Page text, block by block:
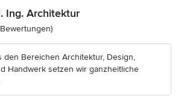
Ing. Architektur
5 von 5 Sternen
den Bereichen Architektur, Design,
Handwerk setzen wir ganzheitliche